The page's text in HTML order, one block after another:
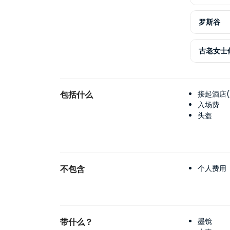
罗斯谷
古老女士
包括什么
接起酒店
入场费
头盔
不包含 个人费用
带什么？
墨镜